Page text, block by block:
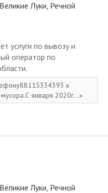
Луки, Речной
услуги по вывозу и
оператор по
к
января 2020г...
Луки, Речной